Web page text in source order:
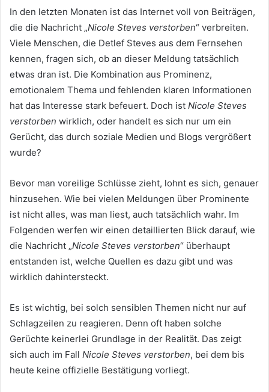
In den letzten Monaten ist das Internet voll von Beiträgen,
die die Nachricht „Nicole Steves verstorben“ verbreiten.
Viele Menschen, die Detlef Steves aus dem Fernsehen
kennen, fragen sich, ob an dieser Meldung tatsächlich
etwas dran ist. Die Kombination aus Prominenz,
emotionalem Thema und fehlenden klaren Informationen
hat das Interesse stark befeuert. Doch ist Nicole Steves
verstorben wirklich, oder handelt es sich nur um ein
Gerücht, das durch soziale Medien und Blogs vergrößert
wurde?
Bevor man voreilige Schlüsse zieht, lohnt es sich, genauer
hinzusehen. Wie bei vielen Meldungen über Prominente
ist nicht alles, was man liest, auch tatsächlich wahr. Im
Folgenden werfen wir einen detaillierten Blick darauf, wie
die Nachricht „Nicole Steves verstorben“ überhaupt
entstanden ist, welche Quellen es dazu gibt und was
wirklich dahintersteckt.
Es ist wichtig, bei solch sensiblen Themen nicht nur auf
Schlagzeilen zu reagieren. Denn oft haben solche
Gerüchte keinerlei Grundlage in der Realität. Das zeigt
sich auch im Fall Nicole Steves verstorben, bei dem bis
heute keine offizielle Bestätigung vorliegt.